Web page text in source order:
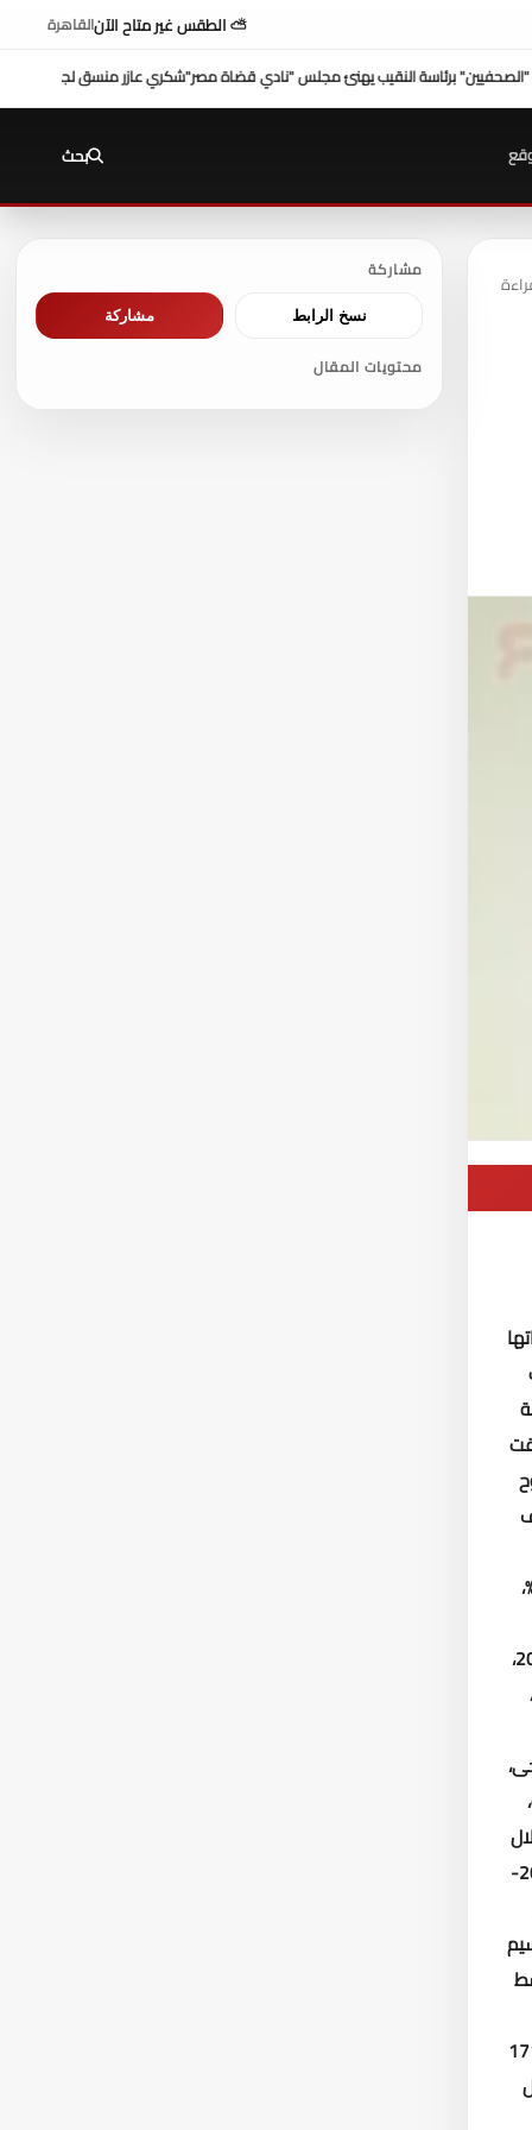
⛅ الطقس غير متاح الآنالقاهرة
شكري عازر منسق لجنة الدفاع عن أموال التأمينات: بطرس غالي"نادي قضاة مصر"
بحث
حققت
شبكات مياه بأطوال 163 ألف
الشرب هو نهر النيل، حيث تمثل المياه السطحية 87.8%،
مستوى الجمهورية، وطاقات المحطات الجاري تنفيذها 682 ألف م3/يوم، وطاقات المحطات المخطط تنفيذها ضمن الخطة العاجلة 2018-2020،
2027-2037، 310 آلاف م3/
الصحى،
حتى العام المالى 2017-
ممدوح رسلان: بلغ إجمالى عدد مراكز خدمة العملاء 171
مشاركة
نسخ الرابط مشاركة
محتويات المقال